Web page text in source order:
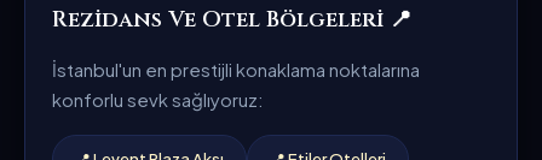
Rezidans Ve Otel Bölgeleri 📍
İstanbul'un en prestijli konaklama noktalarına
konforlu sevk sağlıyoruz: